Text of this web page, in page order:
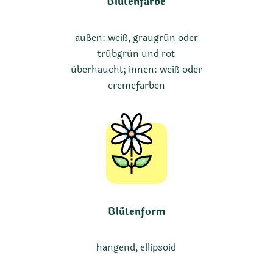
außen: weiß, graugrün oder
trübgrün und rot
überhaucht; innen: weiß oder
cremefarben
Blütenform
hängend, ellipsoid